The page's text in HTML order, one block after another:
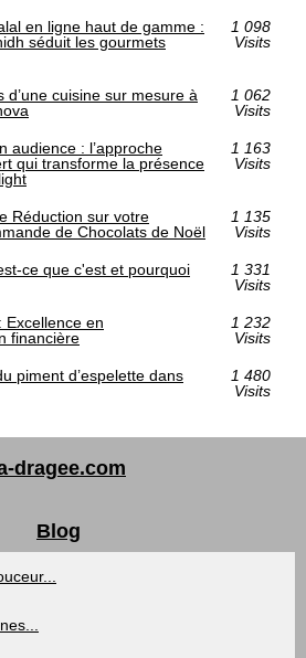
en ligne haut de gamme :
séduit les gourmets
1 098
Visits
d’une cuisine sur mesure à
1 062
Visits
audience : l’approche
qui transforme la présence
1 163
Visits
Réduction sur votre
de Chocolats de Noël
1 135
Visits
ce que c'est et pourquoi
1 331
Visits
Excellence en
financière
1 232
Visits
piment d’espelette dans
1 480
Visits
dragee.com
Blog